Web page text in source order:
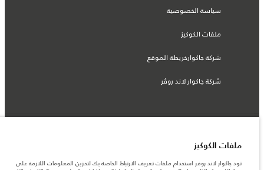
سياسة الخصوصية
ملفات الكوكيز
شركة جاكوارخريطة الموقع
شركة جاكوار لاند روڤر
السعودية, محمد يوسف ناغي للسيارات
ملفات الكوكيز
تود جاكوار لاند روفر استخدام ملفات تعريف الارتباط الخاصة بك لتخزين المعلومات اللازمة على